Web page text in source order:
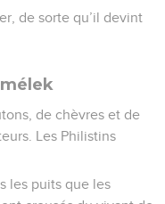
de sorte qu’il devint
de chèvres et de
Les Philistins
les puits que les